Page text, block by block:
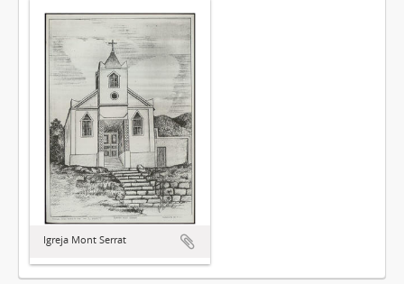
Igreja Mont Serrat